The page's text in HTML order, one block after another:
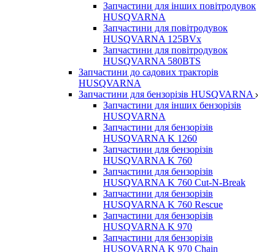
Запчастини для інших повітродувок
HUSQVARNA
Запчастини для повітродувок
HUSQVARNA 125BVx
Запчастини для повітродувок
HUSQVARNA 580BTS
Запчастини до садових тракторів
HUSQVARNA
Запчастини для бензорізів HUSQVARNA
Запчастини для інших бензорізів
HUSQVARNA
Запчастини для бензорізів
HUSQVARNA K 1260
Запчастини для бензорізів
HUSQVARNA K 760
Запчастини для бензорізів
HUSQVARNA K 760 Cut-N-Break
Запчастини для бензорізів
HUSQVARNA K 760 Rescue
Запчастини для бензорізів
HUSQVARNA K 970
Запчастини для бензорізів
HUSQVARNA K 970 Chain